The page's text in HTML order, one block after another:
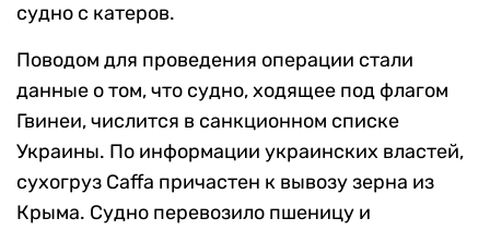
судно с катеров.
Поводом для проведения операции стали
данные о том, что судно, ходящее под флагом
Гвинеи, числится в санкционном списке
Украины. По информации украинских властей,
сухогруз Caffa причастен к вывозу зерна из
Крыма. Судно перевозило пшеницу и